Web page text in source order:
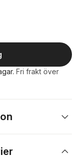
. Fri frakt över